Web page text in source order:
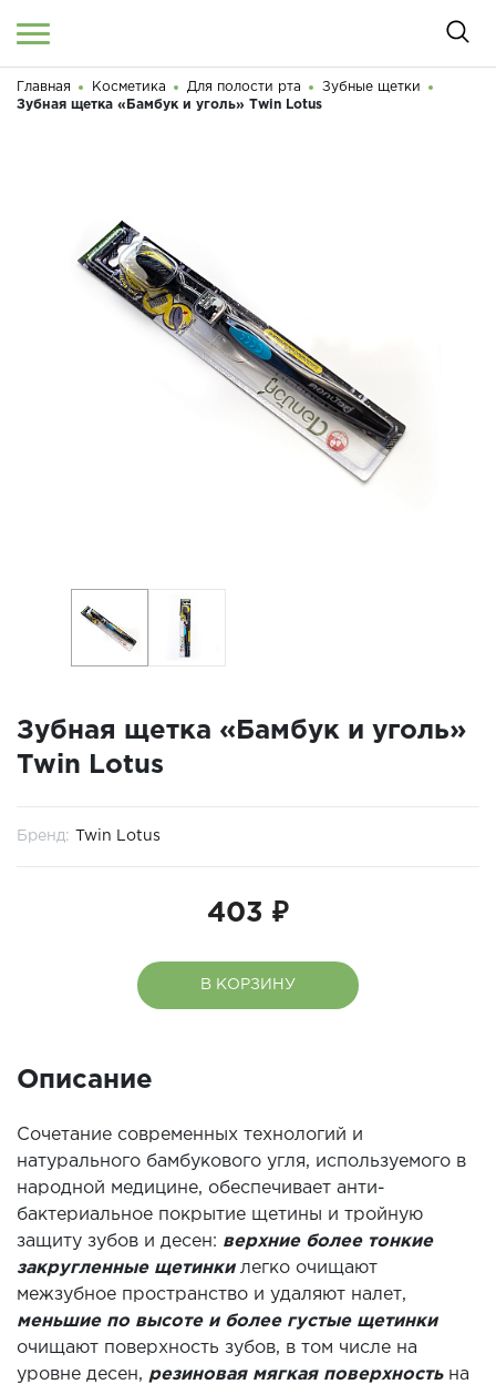
Войти / Регистрация
О МАГАЗИНЕ
КОНТАКТЫ
ДОСТАВКА И ОПЛАТА
Здравствуйте! Что вы ищете?
Главная Косметика Для полости рта
Зубные щетки
Зубная щетка «Бамбук и уголь» Twin Lotus
Зубная щетка «Бамбук и уголь»
Twin Lotus
Бренд: Twin Lotus
403 ₽
В КОРЗИНУ
Описание
Сочетание современных технологий и
натурального бамбукового угля, используемого в
народной медицине, обеспечивает анти-
бактериальное покрытие щетины и тройную
защиту зубов и десен: верхние более тонкие
закругленные щетинкилегко очищают
межзубное пространство и удаляют налет,
меньшие по высоте и более густые щетинки
очищают поверхность зубов, в том числе на
уровне десен, резиновая мягкая поверхностьна